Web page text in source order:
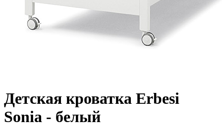
Детская кроватка Erbesi
Sonia - белый